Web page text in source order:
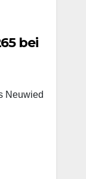
bei
Neuwied